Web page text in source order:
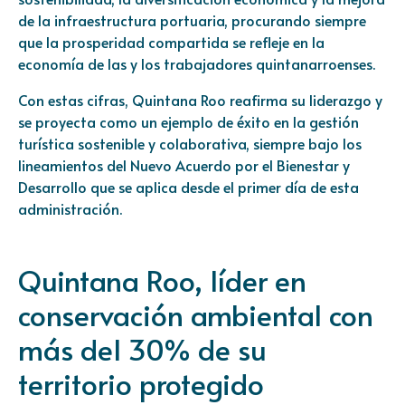
de la infraestructura portuaria, procurando siempre
que la prosperidad compartida se refleje en la
economía de las y los trabajadores quintanarroenses.
Con estas cifras, Quintana Roo reafirma su liderazgo y
se proyecta como un ejemplo de éxito en la gestión
turística sostenible y colaborativa, siempre bajo los
lineamientos del Nuevo Acuerdo por el Bienestar y
Desarrollo que se aplica desde el primer día de esta
administración.
Quintana Roo, líder en
conservación ambiental con
más del 30% de su
territorio protegido